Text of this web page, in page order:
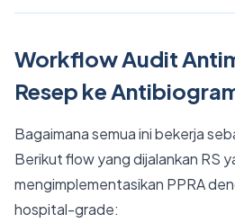
Workflow Audit
Resep ke
Bagaimana semua ini bekerja
Berikut flow yang dijalankan RS
mengimplementasikan PPRA
hospital-grade: